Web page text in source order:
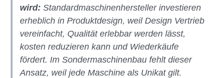
wird: Standardmaschinenhersteller investieren
erheblich in Produktdesign, weil Design Vertrieb
vereinfacht, Qualität erlebbar werden lässt,
kosten reduzieren kann und Wiederkäufe
fördert. Im Sondermaschinenbau fehlt dieser
Ansatz, weil jede Maschine als Unikat gilt.